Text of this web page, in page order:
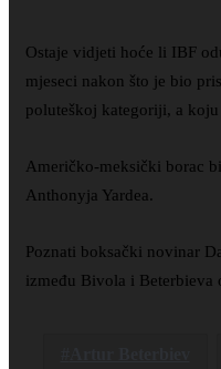
Ostaje vidjeti hoće li IBF
mjeseci nakon što je bio
poluteškoj kategoriji, a koju
Američko-meksički borac
Anthonyja Yardea.
Poznati boksački novinar
između Bivola i Beterbieva